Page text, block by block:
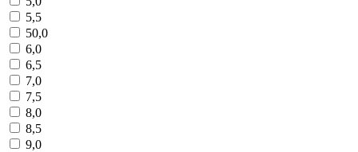
5,5
50,0
6,0
6,5
7,0
7,5
8,0
8,5
9,0